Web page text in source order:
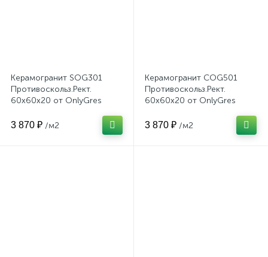
Керамогранит SOG301
Противоскольз.Рект.
60x60x20 от OnlyGres
3 870 ₽ /м2
Керамогранит COG501
Противоскольз.Рект.
60x60x20 от OnlyGres
3 870 ₽ /м2